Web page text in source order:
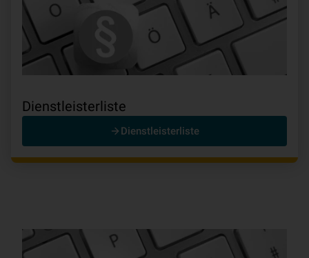
Dienstleisterliste
Dienstleisterliste